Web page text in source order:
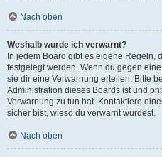
Nach oben
Weshalb wurde ich verwarnt?
In jedem Board gibt es eigene Regeln,
festgelegt werden. Wenn du gegen
sie dir eine Verwarnung erteilen. Bitte
Administration dieses Boards ist und
Verwarnung zu tun hat. Kontaktiere
sicher bist, wieso du verwarnt wurdest.
Nach oben